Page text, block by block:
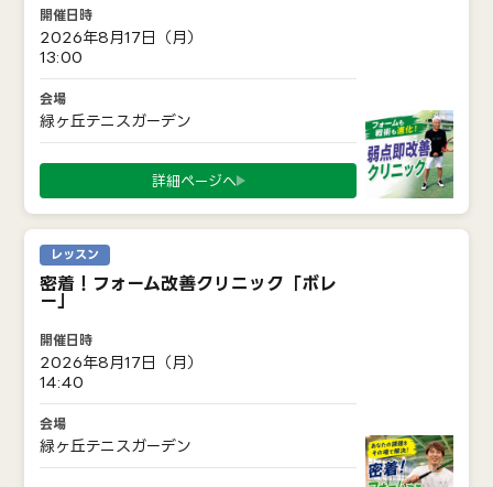
2026年8月17日（月）
13:00
緑ヶ丘テニスガーデン
詳細ページへ
レッスン
密着！フォーム改善クリニック「ボレ
ー」
2026年8月17日（月）
14:40
緑ヶ丘テニスガーデン